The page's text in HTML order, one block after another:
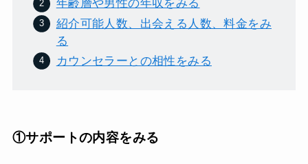
年齢層や男性の年収をみる
紹介可能人数、出会える人数、料金をみ
る
カウンセラーとの相性をみる
①サポートの内容をみる